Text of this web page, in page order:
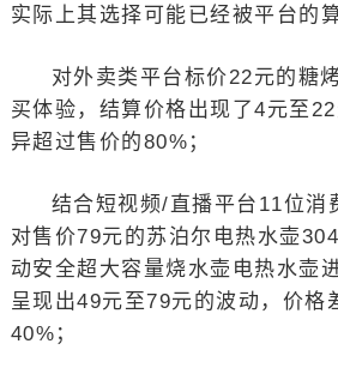
实际上其选择可能已经被平台的
对外卖类平台标价22元的糖
买体验，结算价格出现了4元至
异超过售价的80%；
结合短视频/直播平台11位消
对售价79元的苏泊尔电热水壶
动安全超大容量烧水壶电热水壶
呈现出49元至79元的波动，价格
40%；